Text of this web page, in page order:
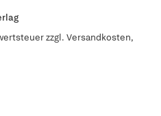
zzgl. Versandkosten,